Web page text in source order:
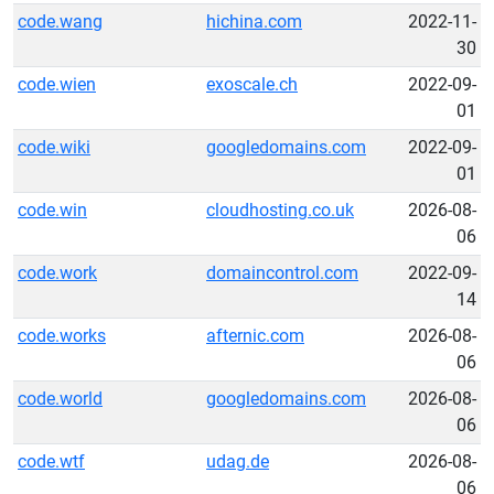
code.wang hichina.com
2022-11-
30
code.wien
exoscale.ch
2022-09-
01
code.wiki
googledomains.com
2022-09-
01
code.win
cloudhosting.co.uk
2026-08-
06
code.work
domaincontrol.com
2022-09-
14
code.works
afternic.com
2026-08-
06
code.world
googledomains.com
2026-08-
06
code.wtf
udag.de
2026-08-
06